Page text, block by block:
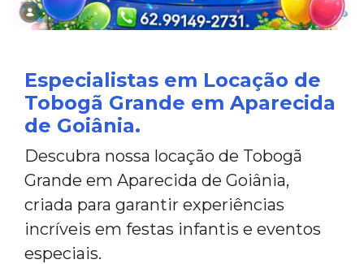
Especialistas em Locação de
Tobogã Grande em Aparecida
de Goiânia.
Descubra nossa locação de Tobogã
Grande em Aparecida de Goiânia,
criada para garantir experiências
incríveis em festas infantis e eventos
especiais.